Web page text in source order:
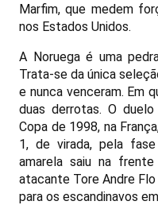
Marfim, que medem
nos Estados Unidos.
A Noruega é uma
Trata-se da única
e nunca venceram. Em
duas derrotas. O
Copa de 1998, na
1, de virada, pela
amarela saiu na
atacante Tore Andre
para os escandinavos